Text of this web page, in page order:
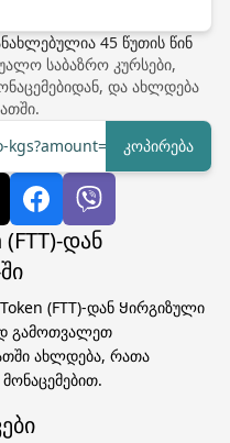
45წუთის წინ
საბაზრო კურსები,
და ახლდება
კოპირება
დან
(FTT)-დან Ყირგიზული
გამოთვალეთ
ახლდება, რათა